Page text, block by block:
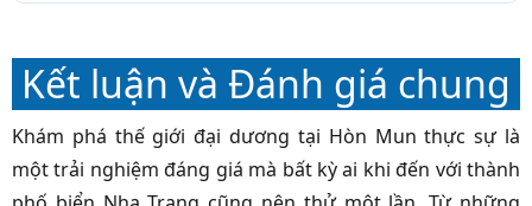
Kết luận và Đánh giá chung
Khám phá thế giới đại dương tại Hòn Mun thực sự là
một trải nghiệm đáng giá mà bất kỳ ai khi đến với thành